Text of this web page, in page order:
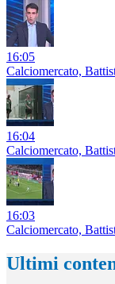
16:05
Calciomercato,
16:04
Calciomercato,
16:03
Calciomercato,
Ultimi